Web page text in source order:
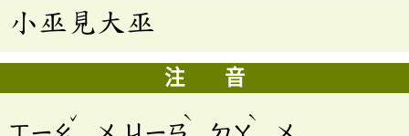
小巫見大巫
注 音
ˇ ˋ ˋ